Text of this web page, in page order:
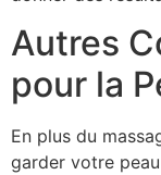
Autres
pour la
En plus du
garder votre